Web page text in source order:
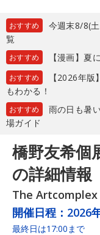
おすすめ
今週末8/8(
覧
おすすめ 【漫画】夏
おすすめ
【2026年
もわかる！
おすすめ
雨の日も暑
場ガイド
橋野友希個
の詳細情報
The
開催日程： 2026
最終日は17:00まで